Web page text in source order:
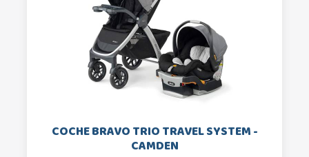
COCHE BRAVO TRIO TRAVEL SYSTEM -
CAMDEN